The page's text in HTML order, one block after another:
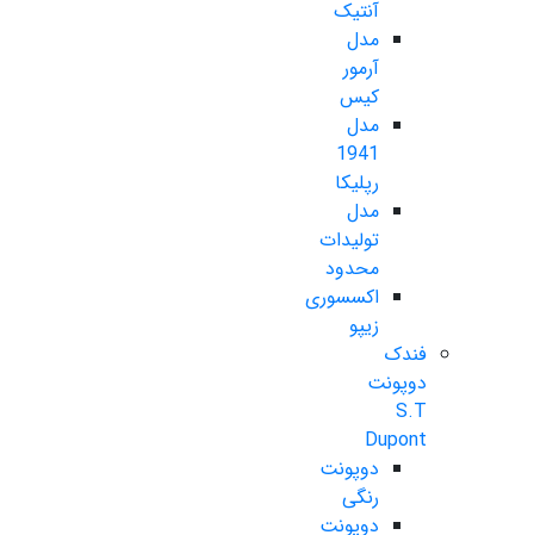
آنتیک
مدل
آرمور
کیس
مدل
1941
رپلیکا
مدل
تولیدات
محدود
اکسسوری
زیپو
فندک
دوپونت
S.T
Dupont
دوپونت
رنگی
دوپونت